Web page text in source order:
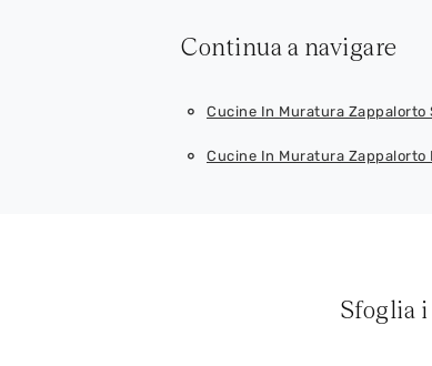
Continua a navigare
Cucine In Muratura Zappalorto
Cucine In Muratura Zappalorto
Sfoglia